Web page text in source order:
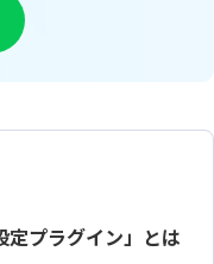
プラグイン」とは